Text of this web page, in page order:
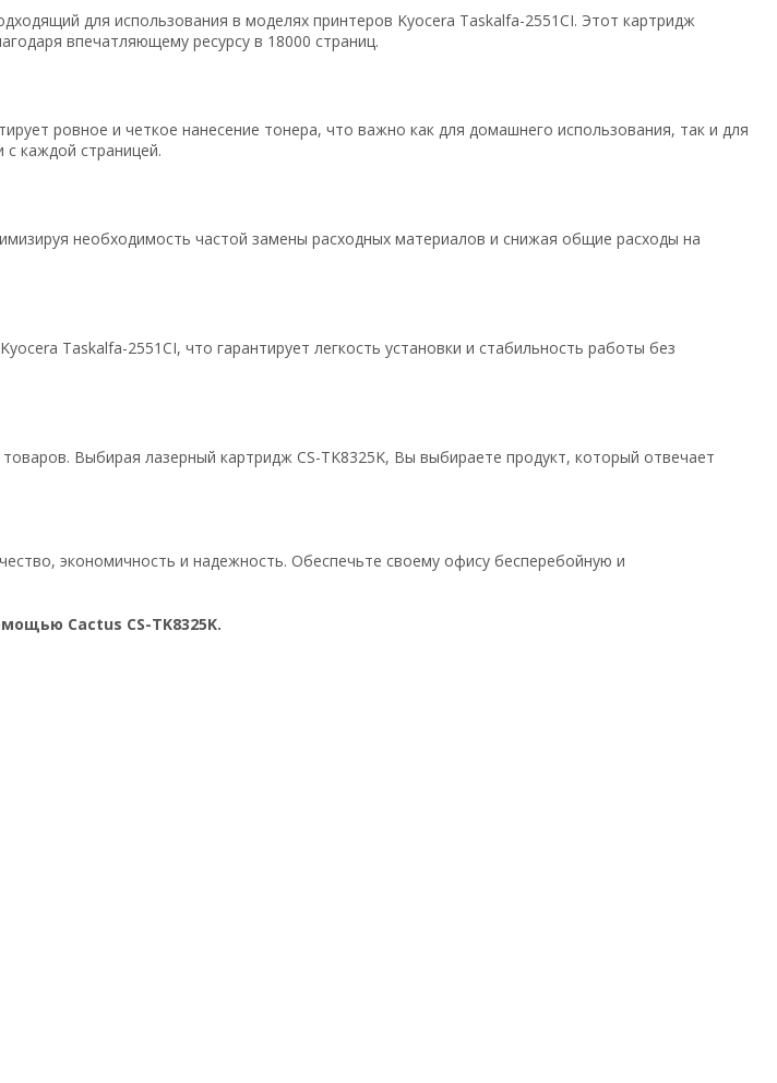
для использования в моделях принтеров Kyocera Taskalfa-2551CI. Этот картридж
впечатляющему ресурсу в 18000 страниц.
ровное и четкое нанесение тонера, что важно как для домашнего использования, так и для
каждой страницей.
необходимость частой замены расходных материалов и снижая общие расходы на
Taskalfa-2551CI, что гарантирует легкость установки и стабильность работы без
Выбирая лазерный картридж CS-TK8325K, Вы выбираете продукт, который отвечает
экономичность и надежность. Обеспечьте своему офису бесперебойную и
Cactus CS-TK8325K.